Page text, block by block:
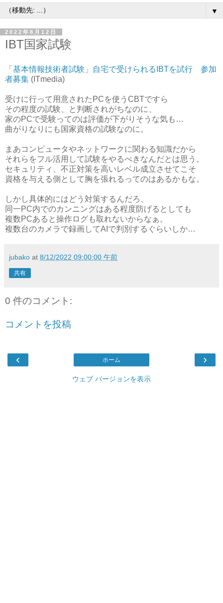
▼
2022年8月12日
IBT国家試験
「基本情報技術者試験」自宅で受けられるIBTを試行 参加
者募集 (ITmedia)
受けに行って用意されたPCを使うCBTですら
その程度の試験、と判断されがちなのに、
家のPCで受験ってのは評価が下がりそうな気も…
曲がりなりにも国家資格の試験なのに。
まあコンピュータやネットワークに関わる知識だから
それらをフル活用して試験をやるべきなんだとは思う。
セキュリティ、不正対策を高いレベル成立させてこそ
資格を与える側として胸を張れるってのはあるかもな。
しかし具体的にはどう対策するんだろ、
同一PC内でのカンニングはある程度防げるとしても
複数PCあると操作ログも取れないからなぁ。
複数台のカメラで録画してAIで判別するぐらいしか…
jubako at 8/12/2022 09:00:00 午前
共有
0 件のコメント:
コメントを投稿
‹ ›
ホーム
ウェブ バージョンを表示